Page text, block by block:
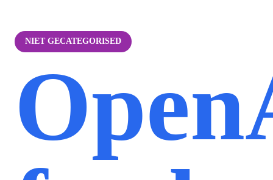
NIET GECATEGORISED